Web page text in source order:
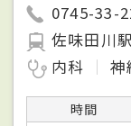
0745-33-
佐味田川駅
内科
神
時間